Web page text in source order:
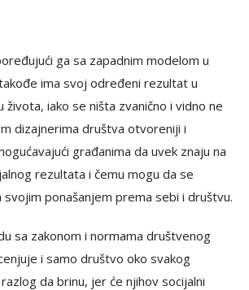
ga sa zapadnim modelom u
ima svoj određeni rezultat u
iako se ništa zvanično i vidno ne
dizajnerima društva otvoreniji i
građanima da uvek znaju na
rezultata i čemu mogu da se
svojim ponašanjem prema sebi i društvu.
sa zakonom i normama društvenog
i samo društvo oko svakog
da brinu, jer će njihov socijalni